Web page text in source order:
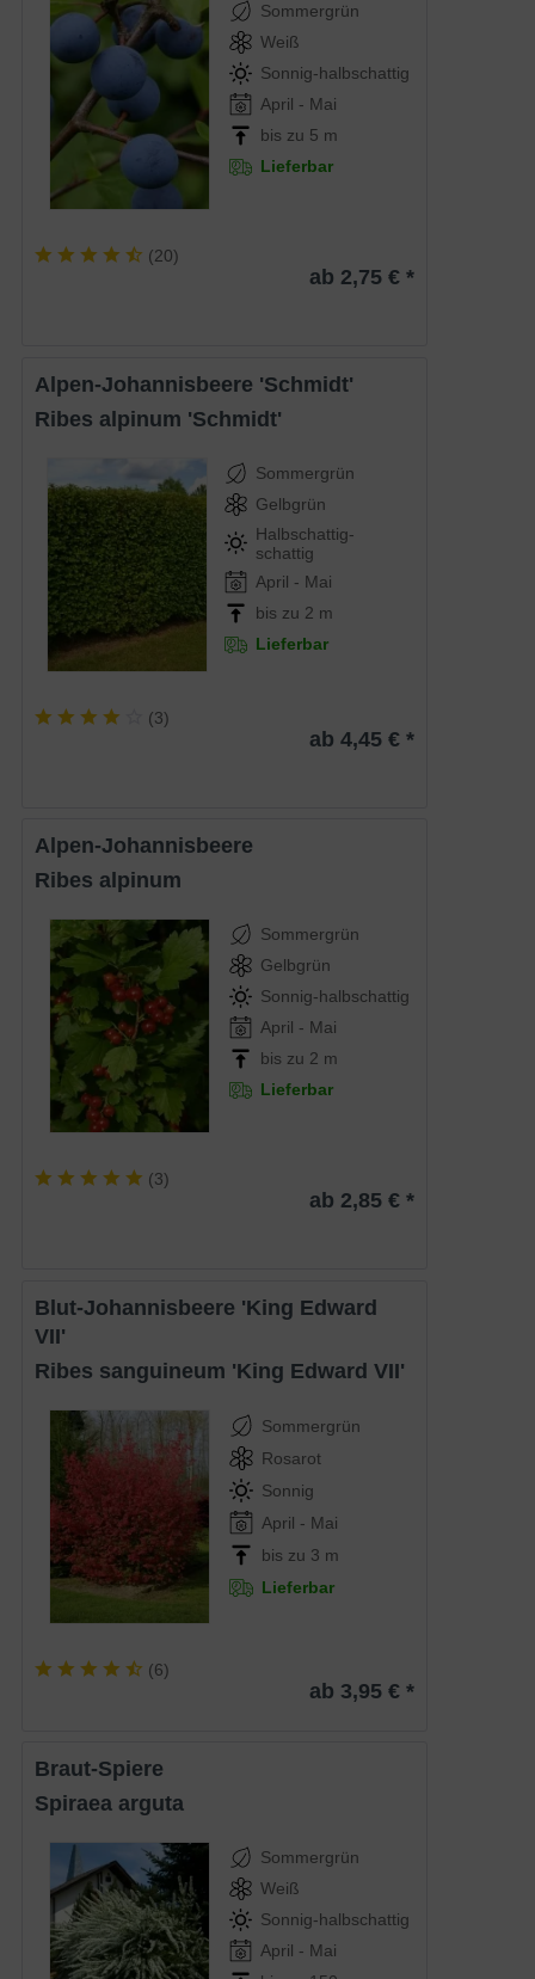
Sommergrün
Weiß
Sonnig-halbschattig
April - Mai
bis zu 5 m
Lieferbar
(20)
ab 2,75 € *
Alpen-Johannisbeere 'Schmidt'
Ribes alpinum 'Schmidt'
Sommergrün
Gelbgrün
Halbschattig-
schattig
April - Mai
bis zu 2 m
Lieferbar
(3)
ab 4,45 € *
Alpen-Johannisbeere
Ribes alpinum
Sommergrün
Gelbgrün
Sonnig-halbschattig
April - Mai
bis zu 2 m
Lieferbar
(3)
ab 2,85 € *
Blut-Johannisbeere 'King Edward
VII'
Ribes sanguineum 'King Edward VII'
Sommergrün
Rosarot
Sonnig
April - Mai
bis zu 3 m
Lieferbar
(6)
ab 3,95 € *
Braut-Spiere
Spiraea arguta
Sommergrün
Weiß
Sonnig-halbschattig
April - Mai